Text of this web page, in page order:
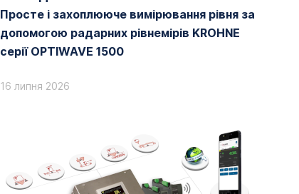
Просте і захоплююче вимірювання рівня за
допомогою радарних рівнемірів KROHNE
серії OPTIWAVE 1500
16 липня 2026